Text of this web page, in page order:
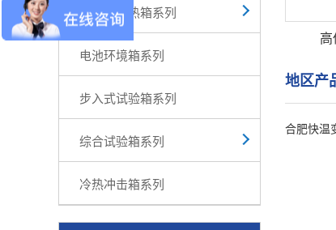
高低温湿热箱系列
电池环境箱系列
步入式试验箱系列
综合试验箱系列
冷热冲击箱系列
地区产
合肥快温